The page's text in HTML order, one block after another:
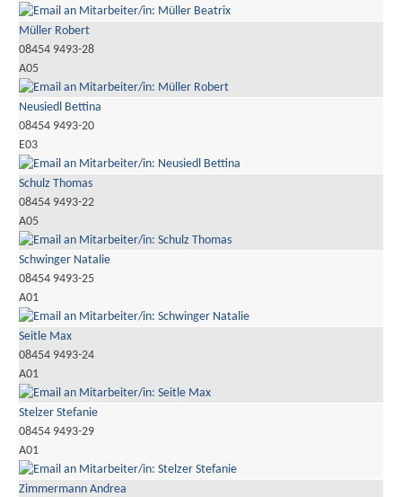
Müller Robert
08454 9493-28
A05
Neusiedl Bettina
08454 9493-20
E03
Schulz Thomas
08454 9493-22
A05
Schwinger Natalie
08454 9493-25
A01
Seitle Max
08454 9493-24
A01
Stelzer Stefanie
08454 9493-29
A01
Zimmermann Andrea